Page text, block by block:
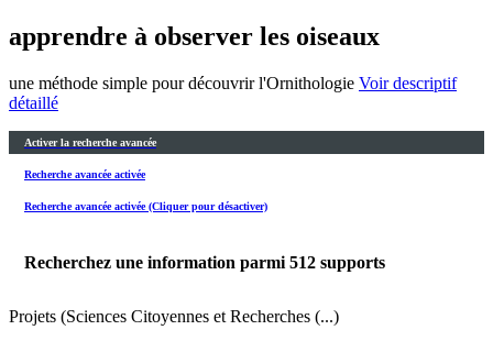
apprendre à observer les oiseaux
une méthode simple pour découvrir l'Ornithologie Voir descriptif
détaillé
Activer la recherche avancée
Recherche avancée activée
Recherche avancée activée (Cliquer pour désactiver)
Recherchez une information parmi 512 supports
Projets (Sciences Citoyennes et Recherches (...)